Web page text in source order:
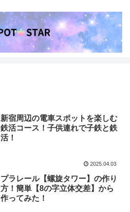
新宿周辺の電車スポットを楽しむ
鉄活コース！子供連れで子鉄と鉄
活！
2025.04.03
プラレール【螺旋タワー】の作り
方！簡単【8の字立体交差】から
作ってみた！